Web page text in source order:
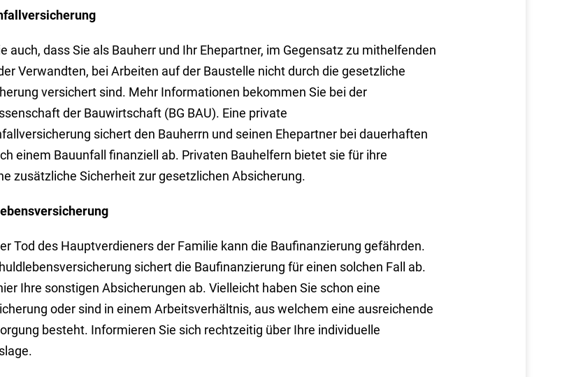
auch, dass Sie als Bauherr und Ihr Ehepartner, im Gegensatz zu mithelfenden
Verwandten, bei Arbeiten auf der Baustelle nicht durch die gesetzliche
versichert sind. Mehr Informationen bekommen Sie bei der
der Bauwirtschaft (BG BAU). Eine private
sichert den Bauherrn und seinen Ehepartner bei dauerhaften
einem Bauunfall finanziell ab. Privaten Bauhelfern bietet sie für ihre
zusätzliche Sicherheit zur gesetzlichen Absicherung.
Tod des Hauptverdieners der Familie kann die Baufinanzierung gefährden.
sichert die Baufinanzierung für einen solchen Fall ab.
Ihre sonstigen Absicherungen ab. Vielleicht haben Sie schon eine
oder sind in einem Arbeitsverhältnis, aus welchem eine ausreichende
besteht. Informieren Sie sich rechtzeitig über Ihre individuelle